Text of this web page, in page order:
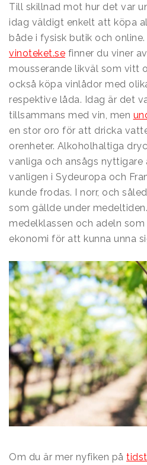
Till skillnad mot hur det var
idag väldigt enkelt att köpa
både i fysisk butik och
vinoteket.se finner du viner
mousserande likväl som vitt
också köpa vinlådor med
respektive låda. Idag är det
tillsammans med vin, men
en stor oro för att dricka
orenheter. Alkoholhaltiga
vanliga och ansågs nyttigare
vanligen i Sydeuropa och
kunde frodas. I norr, och
som gällde under
medelklassen och adeln
ekonomi för att kunna unna
Om du är mer nyfiken på